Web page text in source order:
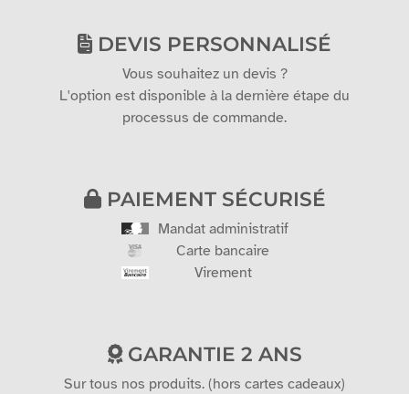
DEVIS PERSONNALISÉ
Vous souhaitez un devis ?
L'option est disponible à la dernière étape du
processus de commande.
PAIEMENT SÉCURISÉ
Mandat administratif
Carte bancaire
Virement
GARANTIE 2 ANS
Sur tous nos produits. (hors cartes cadeaux)